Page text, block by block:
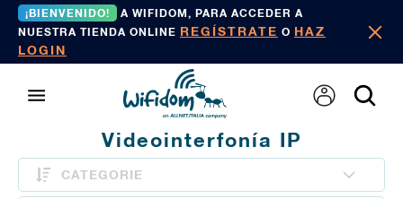
¡BIENVENIDO!
A WIFIDOM, PARA ACCEDER A
NUESTRA TIENDA ONLINE REGÍSTRATE O HAZ
LOGIN
Videointerfonía IP
CATEGORIE